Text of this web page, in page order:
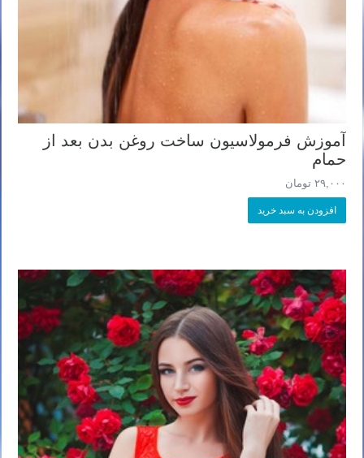
آموزش فرمولاسیون ساخت روغن بدن بعد از
حمام
۲۹,۰۰۰ تومان
افزودن به سبد خرید